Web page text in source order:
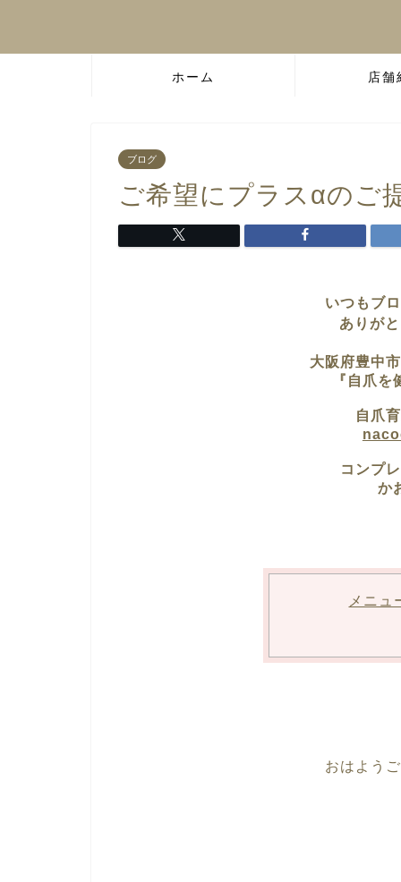
ホーム 店舗
ブログ
ご希望にプラスαのご
いつもブ
ありが
大阪府豊中
『自爪
自爪
コンプ
か
メニュ
おはよう